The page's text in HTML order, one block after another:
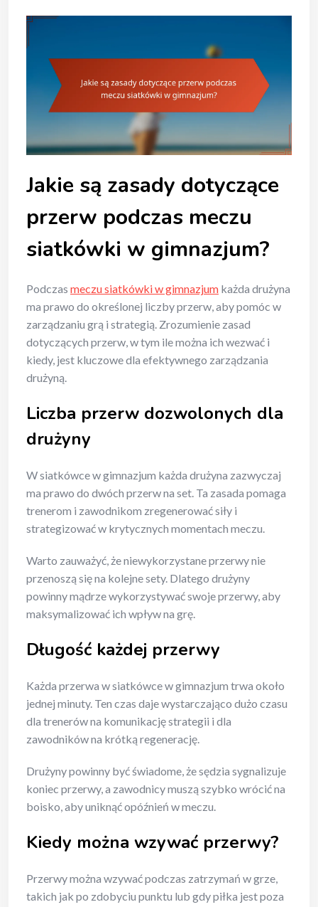
Jakie są zasady dotyczące
przerw podczas meczu
siatkówki w gimnazjum?
Podczas meczu siatkówki w gimnazjum każda drużyna
ma prawo do określonej liczby przerw, aby pomóc w
zarządzaniu grą i strategią. Zrozumienie zasad
dotyczących przerw, w tym ile można ich wezwać i
kiedy, jest kluczowe dla efektywnego zarządzania
drużyną.
Liczba przerw dozwolonych dla
drużyny
W siatkówce w gimnazjum każda drużyna zazwyczaj
ma prawo do dwóch przerw na set. Ta zasada pomaga
trenerom i zawodnikom zregenerować siły i
strategizować w krytycznych momentach meczu.
Warto zauważyć, że niewykorzystane przerwy nie
przenoszą się na kolejne sety. Dlatego drużyny
powinny mądrze wykorzystywać swoje przerwy, aby
maksymalizować ich wpływ na grę.
Długość każdej przerwy
Każda przerwa w siatkówce w gimnazjum trwa około
jednej minuty. Ten czas daje wystarczająco dużo czasu
dla trenerów na komunikację strategii i dla
zawodników na krótką regenerację.
Drużyny powinny być świadome, że sędzia sygnalizuje
koniec przerwy, a zawodnicy muszą szybko wrócić na
boisko, aby uniknąć opóźnień w meczu.
Kiedy można wzywać przerwy?
Przerwy można wzywać podczas zatrzymań w grze,
takich jak po zdobyciu punktu lub gdy piłka jest poza